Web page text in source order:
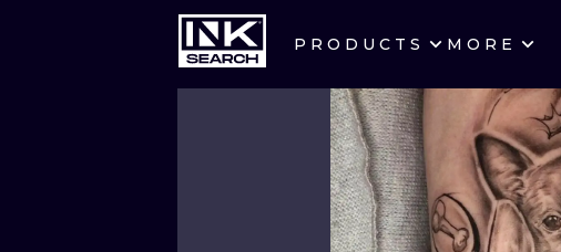
PRODUCTS MORE
CITIES
CRACOW
BERLIN LONDON